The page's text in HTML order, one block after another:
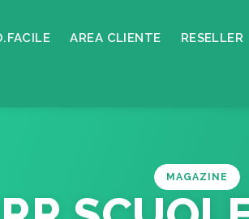
AREA CLIENTE RESELLER
MAGAZINE